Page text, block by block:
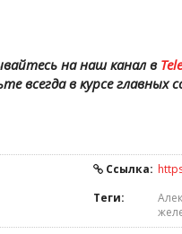
на наш канал в
всегда в курсе главных
Ссылка:
Теги: